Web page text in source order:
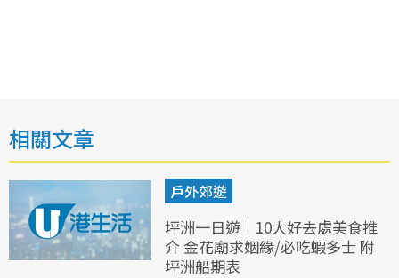
相關文章
戶外郊遊
坪洲一日遊｜10大好去處美食推
介 金花廟求姻緣/必吃蝦多士 附
坪洲船期表